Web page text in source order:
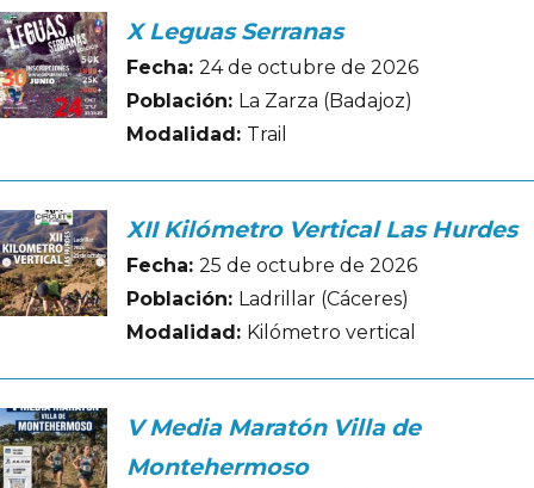
X Leguas Serranas
Fecha: 24 de octubre de 2026
Población: La Zarza (Badajoz)
Modalidad: Trail
XII Kilómetro Vertical Las Hurdes
Fecha: 25 de octubre de 2026
Población: Ladrillar (Cáceres)
Modalidad: Kilómetro vertical
V Media Maratón Villa de
Montehermoso